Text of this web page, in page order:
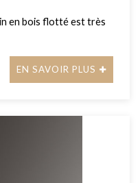
en bois flotté est très
EN SAVOIR PLUS